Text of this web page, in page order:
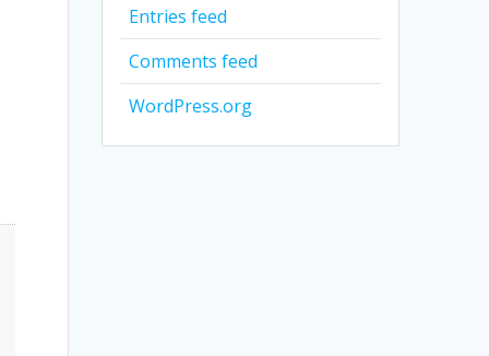
Entries feed
Comments feed
WordPress.org